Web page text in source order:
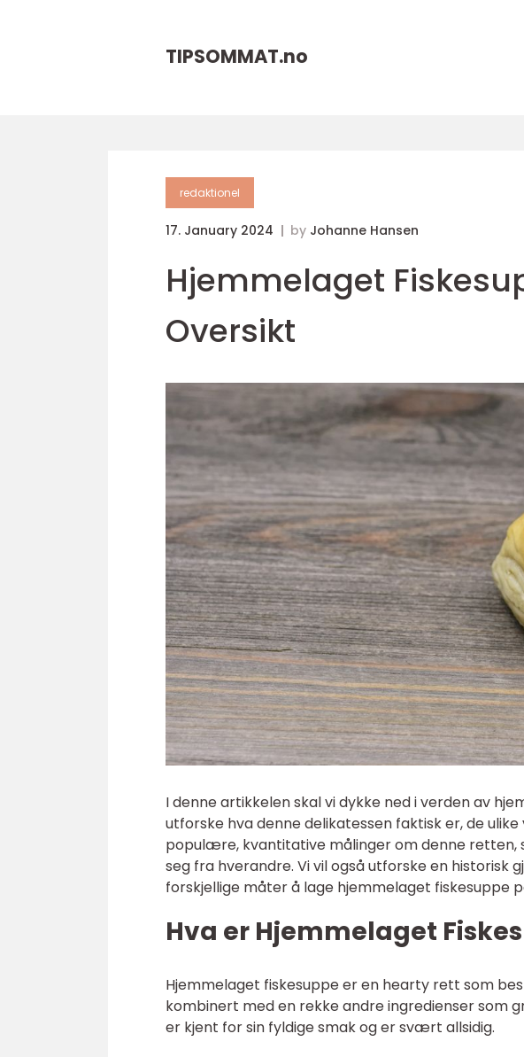
TIPSOMMAT.no
redaktionel
17. January 2024 by Johanne Hansen
Hjemmelaget
Oversikt
I denne artikkelen skal vi dykke ned i verden av
utforske hva denne delikatessen faktisk er, de
populære, kvantitative målinger om denne retten,
seg fra hverandre. Vi vil også utforske en historisk
forskjellige måter å lage hjemmelaget fiskesuppe
Hva er Hjemmelaget
Hjemmelaget fiskesuppe er en hearty rett som
kombinert med en rekke andre ingredienser som
er kjent for sin fyldige smak og er svært allsidig.